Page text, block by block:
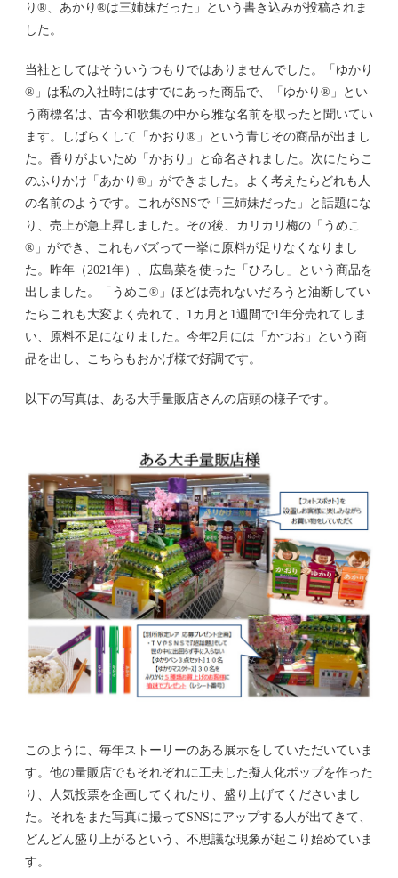
り®、あかり®は三姉妹だった」という書き込みが投稿されま
した。
当社としてはそういうつもりではありませんでした。「ゆかり
®」は私の入社時にはすでにあった商品で、「ゆかり®」とい
う商標名は、古今和歌集の中から雅な名前を取ったと聞いてい
ます。しばらくして「かおり®」という青じその商品が出まし
た。香りがよいため「かおり」と命名されました。次にたらこ
のふりかけ「あかり®」ができました。よく考えたらどれも人
の名前のようです。これがSNSで「三姉妹だった」と話題にな
り、売上が急上昇しました。その後、カリカリ梅の「うめこ
®」ができ、これもバズって一挙に原料が足りなくなりまし
た。昨年（2021年）、広島菜を使った「ひろし」という商品を
出しました。「うめこ®」ほどは売れないだろうと油断してい
たらこれも大変よく売れて、1カ月と1週間で1年分売れてしま
い、原料不足になりました。今年2月には「かつお」という商
品を出し、こちらもおかげ様で好調です。
以下の写真は、ある大手量販店さんの店頭の様子です。
このように、毎年ストーリーのある展示をしていただいていま
す。他の量販店でもそれぞれに工夫した擬人化ポップを作った
り、人気投票を企画してくれたり、盛り上げてくださいまし
た。それをまた写真に撮ってSNSにアップする人が出てきて、
どんどん盛り上がるという、不思議な現象が起こり始めていま
す。